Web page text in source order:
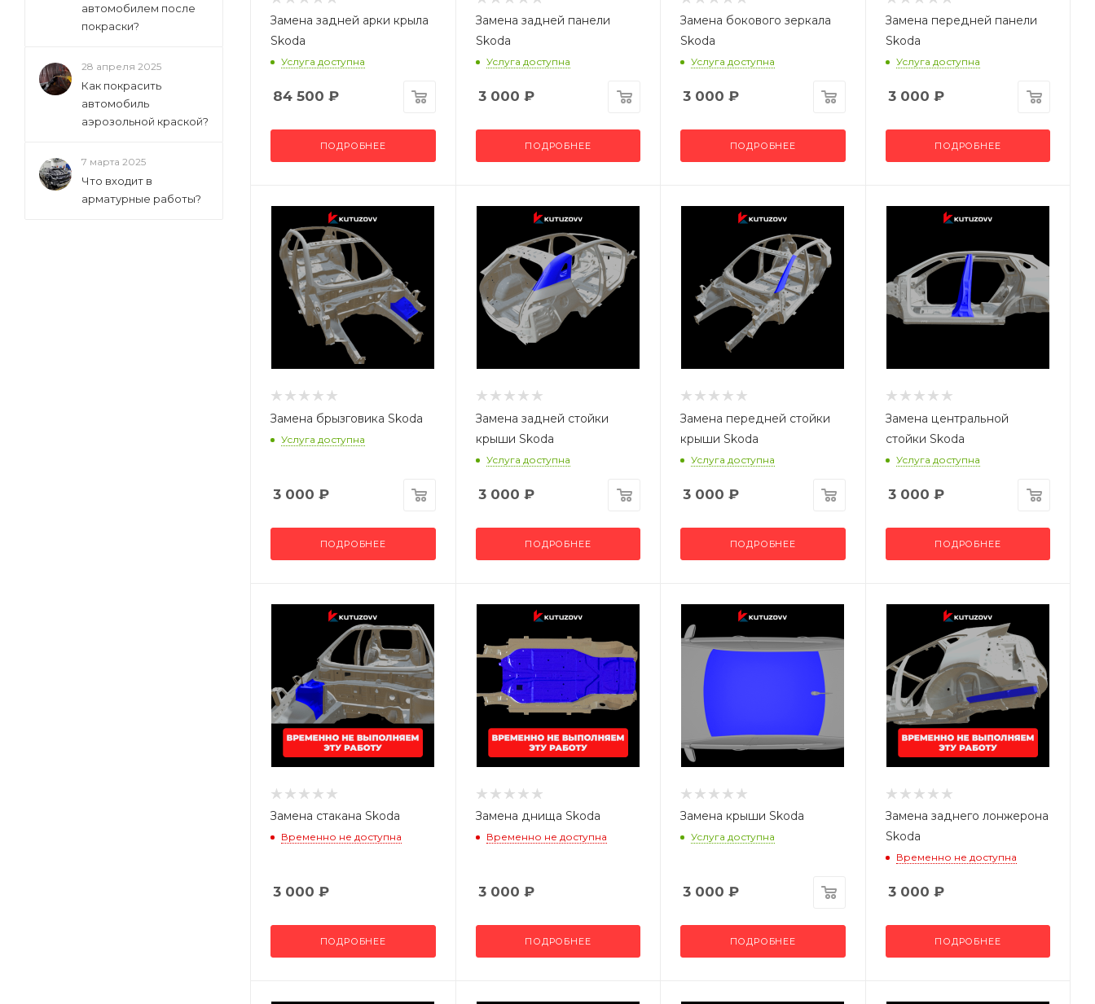
Замена задней арки крыла
Skoda
Услуга доступна
84 500 ₽
ПОДРОБНЕЕ
Замена задней панели
Skoda
Услуга доступна
3 000 ₽
ПОДРОБНЕЕ
Замена бокового зеркала
Skoda
Услуга доступна
3 000 ₽
ПОДРОБНЕЕ
Замена передней панели
Skoda
Услуга доступна
3 000 ₽
ПОДРОБНЕЕ
Замена брызговика Skoda
Услуга доступна
3 000 ₽
ПОДРОБНЕЕ
Замена задней стойки
крыши Skoda
Услуга доступна
3 000 ₽
ПОДРОБНЕЕ
Замена передней стойки
крыши Skoda
Услуга доступна
3 000 ₽
ПОДРОБНЕЕ
Замена центральной
стойки Skoda
Услуга доступна
3 000 ₽
ПОДРОБНЕЕ
Замена стакана Skoda
Временно не доступна
3 000 ₽
ПОДРОБНЕЕ
Замена днища Skoda
Временно не доступна
3 000 ₽
ПОДРОБНЕЕ
Замена крыши Skoda
Услуга доступна
3 000 ₽
ПОДРОБНЕЕ
Замена заднего лонжерона
Skoda
Временно не доступна
3 000 ₽
ПОДРОБНЕЕ
автомобилем после
покраски?
28 апреля 2025
Как покрасить
автомобиль
аэрозольной краской?
7 марта 2025
Что входит в
арматурные работы?